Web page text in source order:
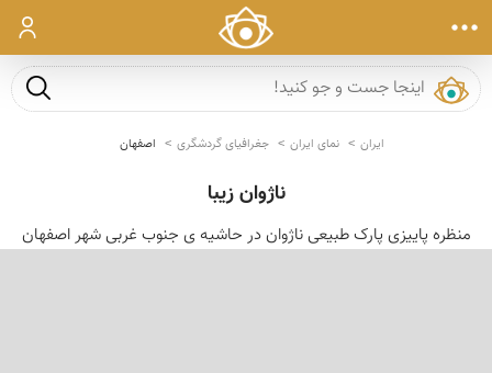
ورود
جست و
ایران نمای ایران جغرافیای گردشگری اصفهان
ناژوان زیبا
منظره پاییزی پارک طبیعی ناژوان در حاشیه ی جنوب غربی شهر اصفهان